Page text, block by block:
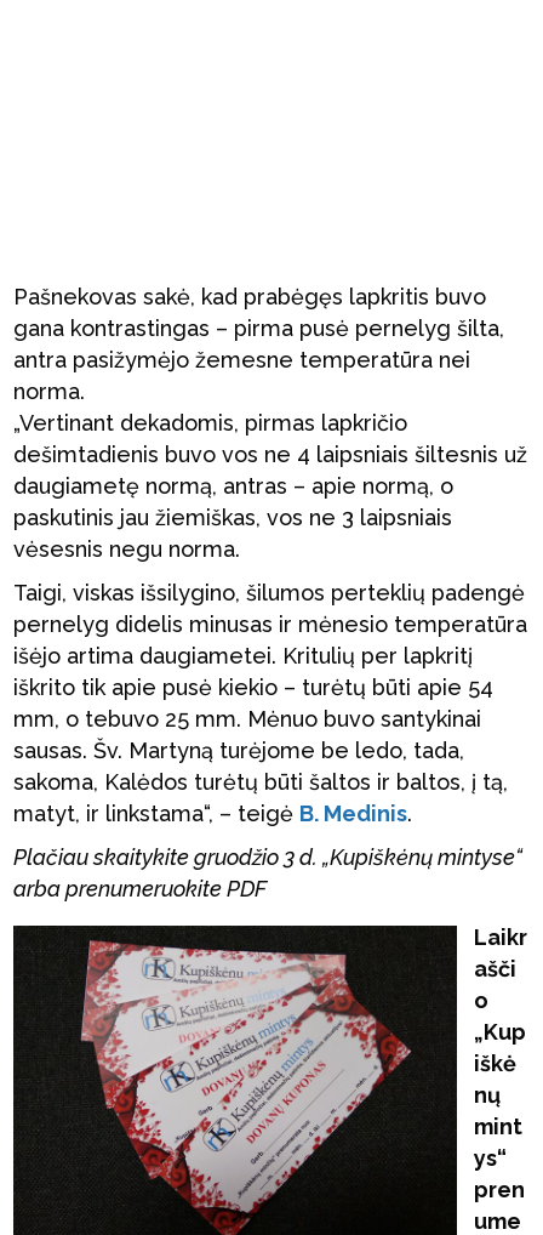
Pašnekovas sakė, kad prabėgęs lapkritis buvo
gana kontrastingas – pirma pusė pernelyg šilta,
antra pasižymėjo žemesne temperatūra nei
norma.
„Vertinant dekadomis, pirmas lapkričio
dešimtadienis buvo vos ne 4 laipsniais šiltesnis už
daugiametę normą, antras – apie normą, o
paskutinis jau žiemiškas, vos ne 3 laipsniais
vėsesnis negu norma.
Taigi, viskas išsilygino, šilumos perteklių padengė
pernelyg didelis minusas ir mėnesio temperatūra
išėjo artima daugiametei. Kritulių per lapkritį
iškrito tik apie pusė kiekio – turėtų būti apie 54
mm, o tebuvo 25 mm. Mėnuo buvo santykinai
sausas. Šv. Martyną turėjome be ledo, tada,
sakoma, Kalėdos turėtų būti šaltos ir baltos, į tą,
matyt, ir linkstama“, – teigė B. Medinis.
Plačiau skaitykite gruodžio 3 d. „Kupiškėnų mintyse“
arba prenumeruokite PDF
Laikr
ašči
o
„Kup
iškė
nų
mint
ys“
pren
ume